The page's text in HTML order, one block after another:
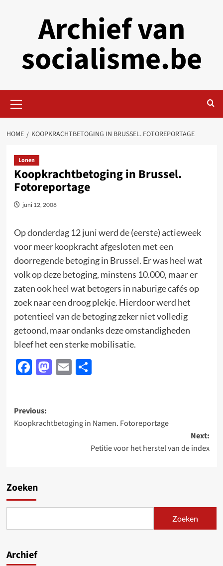
Archief van
socialisme.be
Menu
HOME KOOPKRACHTBETOGING IN BRUSSEL. FOTOREPORTAGE
Lonen
Koopkrachtbetoging in Brussel.
Fotoreportage
juni 12, 2008
Op donderdag 12 juni werd de (eerste) actieweek
voor meer koopkracht afgesloten met een
doorregende betoging in Brussel. Er was heel wat
volk op deze betoging, minstens 10.000, maar er
zaten ook heel wat betogers in naburige cafés op
zoek naar een droog plekje. Hierdoor werd het
potentieel van de betoging zeker niet volledig
getoond, maar ondanks deze omstandigheden
bleef het een sterke mobilisatie.
Facebook
Mastodon
EmailDelen
Post
navigation
Previous:
Koopkrachtbetoging in Namen. Fotoreportage
Next:
Petitie voor het herstel van de index
Zoeken
Zoeken
Archief